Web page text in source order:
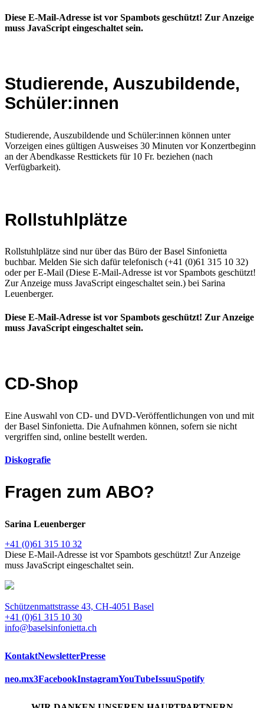
Diese E-Mail-Adresse ist vor Spambots geschützt! Zur Anzeige
muss JavaScript eingeschaltet sein.
Studierende, Auszubildende,
Schüler:innen
Studierende, Auszubildende und Schüler:innen können unter
Vorzeigen eines gültigen Ausweises 30 Minuten vor Konzertbeginn
an der Abendkasse Resttickets für 10 Fr. beziehen (nach
Verfügbarkeit).
Rollstuhlplätze
Rollstuhlplätze sind nur über das Büro der Basel Sinfonietta
buchbar. Melden Sie sich dafür telefonisch (+41 (0)61 315 10 32)
oder per E-Mail (Diese E-Mail-Adresse ist vor Spambots geschützt!
Zur Anzeige muss JavaScript eingeschaltet sein.) bei Sarina
Leuenberger.
Diese E-Mail-Adresse ist vor Spambots geschützt! Zur Anzeige
muss JavaScript eingeschaltet sein.
CD-Shop
Eine Auswahl von CD- und DVD-Veröffentlichungen von und mit
der Basel Sinfonietta. Die Aufnahmen können, sofern sie nicht
vergriffen sind, online bestellt werden.
Diskografie
Fragen zum ABO?
Sarina Leuenberger
+41 (0)61 315 10 32
Diese E-Mail-Adresse ist vor Spambots geschützt! Zur Anzeige
muss JavaScript eingeschaltet sein.
Schützenmattstrasse 43, CH-4051 Basel
+41 (0)61 315 10 30
info@baselsinfonietta.ch
KontaktNewsletterPresse
neo.mx3FacebookInstagramYouTubeIssuuSpotify